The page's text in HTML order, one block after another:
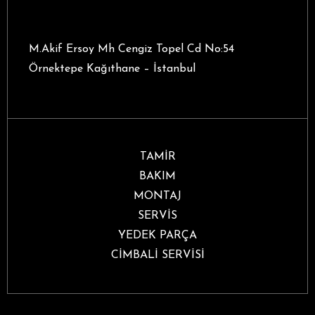
M.Akif Ersoy Mh Cengiz Topel Cd No:54
Örnektepe Kağıthane – İstanbul
TAMİR
BAKIM
MONTAJ
SERVİS
YEDEK PARÇA
CİMBALİ SERVİSİ